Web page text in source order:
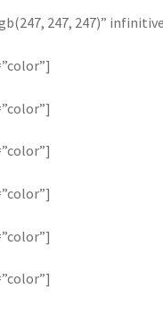
247, 247)”